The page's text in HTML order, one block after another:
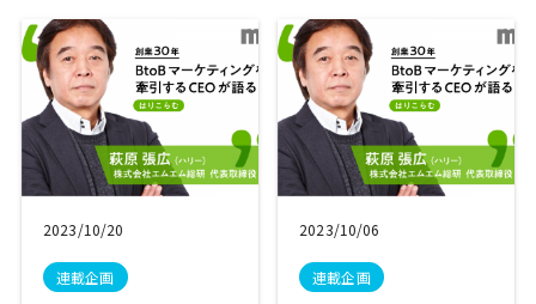
2023/10/20
連載企画
2023/10/06
連載企画